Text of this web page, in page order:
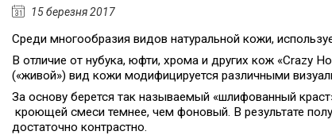
Алюмінієвий плінтус BEST
DEAL (власне виробництво)
Плінтуси з нержавіючої сталі
Профіль з LED підсвічуванням
(для стін, підлоги, плитки,
керамограніта і т. д)
Оздоблювальний профіль для
ДСП, ЛДСП, скла, дзеркал,
15 березня 2017
Среди многообразия видов натуральной кожи,
В отличие от нубука, юфти, хрома и других кож «Crazy
(«живой») вид кожи модифицируется различными
За основу берется так называемый «шлифованный
кроющей смеси темнее, чем фоновый. В результате
достаточно контрастно.